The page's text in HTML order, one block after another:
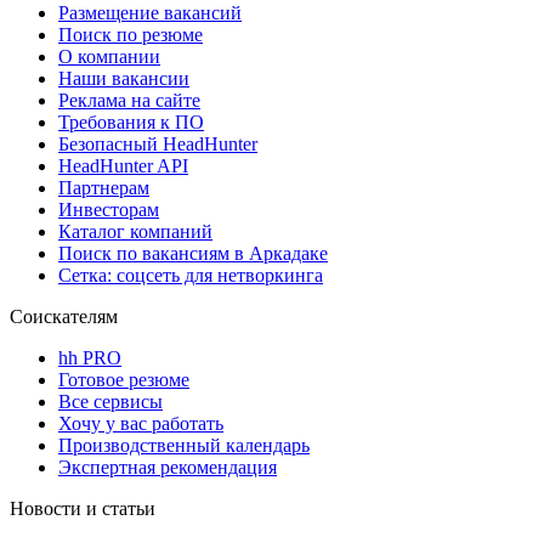
Размещение вакансий
Поиск по резюме
О компании
Наши вакансии
Реклама на сайте
Требования к ПО
Безопасный HeadHunter
HeadHunter API
Партнерам
Инвесторам
Каталог компаний
Поиск по вакансиям в Аркадаке
Сетка: соцсеть для нетворкинга
Соискателям
hh PRO
Готовое резюме
Все сервисы
Хочу у вас работать
Производственный календарь
Экспертная рекомендация
Новости и статьи